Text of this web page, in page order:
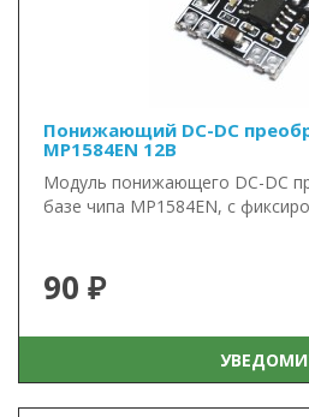
Понижающий DC-DC
MP1584EN 12В
Модуль понижающего DC-DC
базе чипа MP1584EN, с
90 ₽